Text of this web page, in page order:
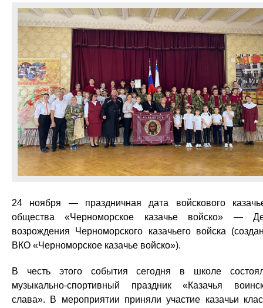
24 ноября — праздничная дата войскового
общества «Черноморское казачье войско» —
возрождения Черноморского казачьего войска
ВКО «Черноморское казачье войско»).
В честь этого события сегодня в школе
музыкально-спортивный праздник «Казачья
слава». В мероприятии приняли участие казачьи